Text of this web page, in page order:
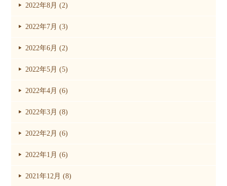
2022年8月 (2)
2022年7月 (3)
2022年6月 (2)
2022年5月 (5)
2022年4月 (6)
2022年3月 (8)
2022年2月 (6)
2022年1月 (6)
2021年12月 (8)